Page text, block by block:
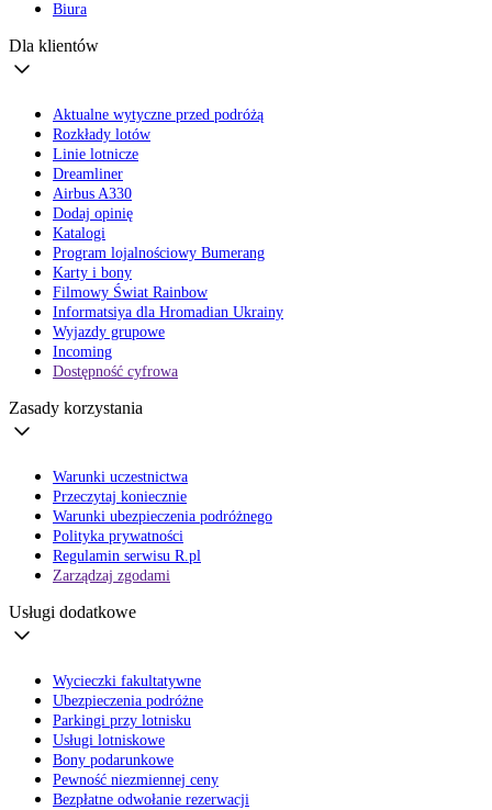
Biura
Dla klientów
Aktualne wytyczne przed podróżą
Rozkłady lotów
Linie lotnicze
Dreamliner
Airbus A330
Dodaj opinię
Katalogi
Program lojalnościowy Bumerang
Karty i bony
Filmowy Świat Rainbow
Informatsiya dla Hromadian Ukrainy
Wyjazdy grupowe
Incoming
Dostępność cyfrowa
Zasady korzystania
Warunki uczestnictwa
Przeczytaj koniecznie
Warunki ubezpieczenia podróżnego
Polityka prywatności
Regulamin serwisu R.pl
Zarządzaj zgodami
Usługi dodatkowe
Wycieczki fakultatywne
Ubezpieczenia podróżne
Parkingi przy lotnisku
Usługi lotniskowe
Bony podarunkowe
Pewność niezmiennej ceny
Bezpłatne odwołanie rezerwacji